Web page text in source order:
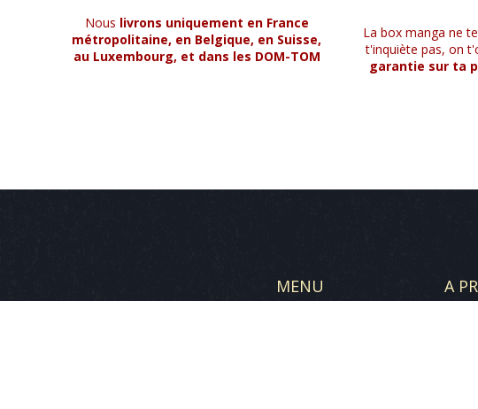
Nous livrons uniquement en France
métropolitaine, en Belgique, en Suisse,
au Luxembourg, et dans les DOM-TOM
La box manga ne
t'inquiète pas, on
garantie sur ta
MENU A